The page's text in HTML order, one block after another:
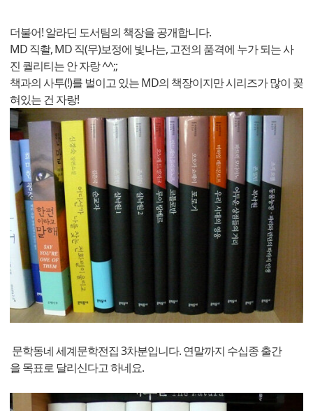
더불어! 알라딘 도서팀의 책장을 공개합니다.
MD 직촬, MD 직(무)보정에 빛나는, 고전의 품격에 누가 되는 사
진 퀄리티는 안 자랑 ^^;;
책과의 사투(!)를 벌이고 있는 MD의 책장이지만 시리즈가 많이 꽂
혀있는 건 자랑!
문학동네 세계문학전집 3차분입니다. 연말까지 수십종 출간
을 목표로 달리신다고 하네요.